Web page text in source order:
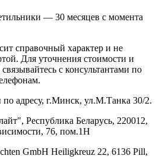
— 30 месяцев с момента
справочный характер и не
Для уточнения стоимости и
с консультантами по
адресу, г.Минск, ул.М.Танка 30/2.
Республика Беларусь, 220012,
76, пом.1Н
GmbH Heiligkreuz 22, 6136 Pill,